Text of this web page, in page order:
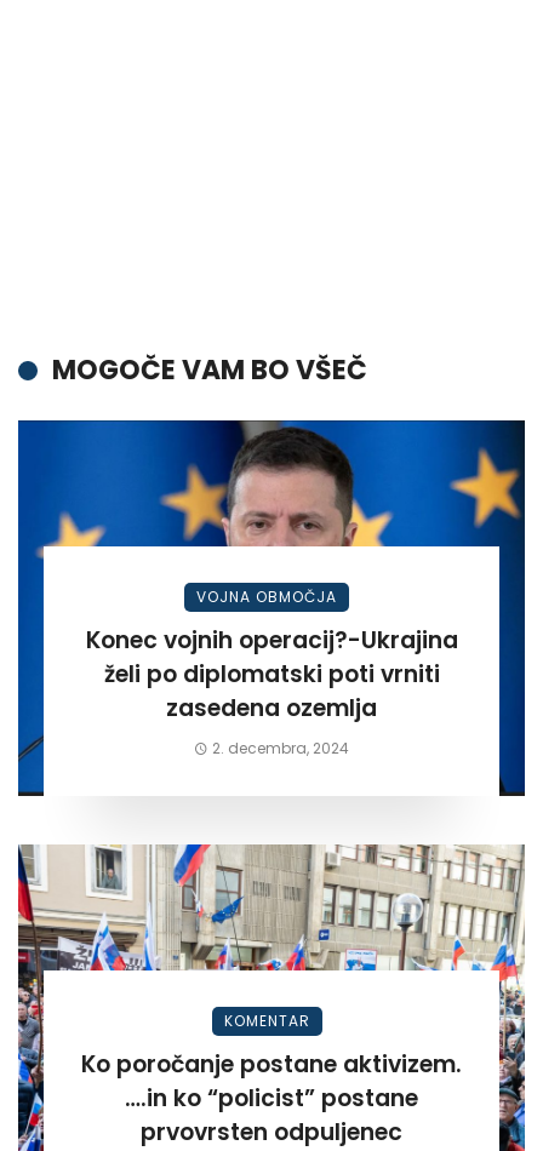
MOGOČE VAM BO VŠEČ
VOJNA OBMOČJA
Konec vojnih operacij?-Ukrajina
želi po diplomatski poti vrniti
zasedena ozemlja
2. decembra, 2024
KOMENTAR
Ko poročanje postane aktivizem.
….in ko “policist” postane
prvovrsten odpuljenec